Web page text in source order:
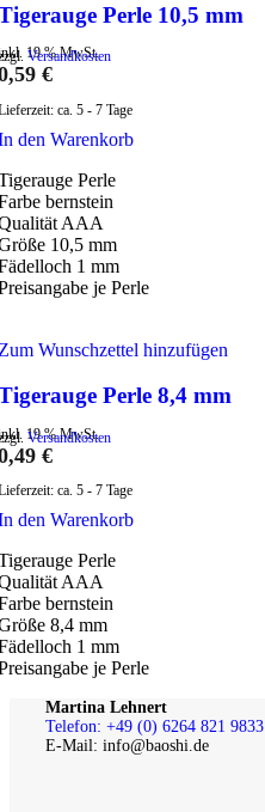
Perle 10,5 mm
19 % MwSt.
Versandkosten
€
ca. 5 - 7 Tage
den Warenkorb
Perle
bernstein
AAA
10,5 mm
1 mm
je Perle
Wunschzettel hinzufügen
Perle 8,4 mm
19 % MwSt.
Versandkosten
€
ca. 5 - 7 Tage
den Warenkorb
Perle
AAA
bernstein
8,4 mm
1 mm
je Perle
Martina Lehnert
Telefon: +49 (0) 6264 821 9833
E-Mail: info@baoshi.de